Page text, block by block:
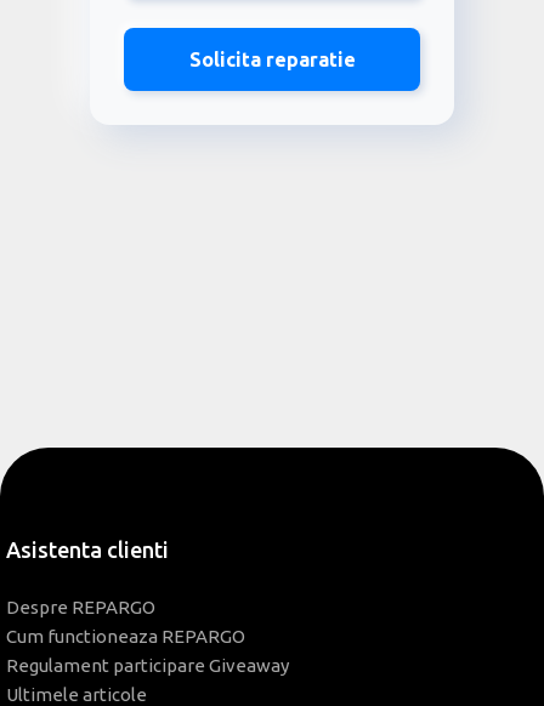
Solicita reparatie
Asistenta clienti
Despre REPARGO
Cum functioneaza REPARGO
Regulament participare Giveaway
Ultimele articole